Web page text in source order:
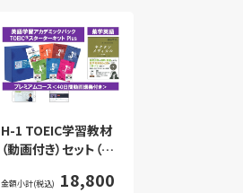
H-1 TOEIC学習教材
（動画付き）セット（セ
金額小計(税込) 18,800